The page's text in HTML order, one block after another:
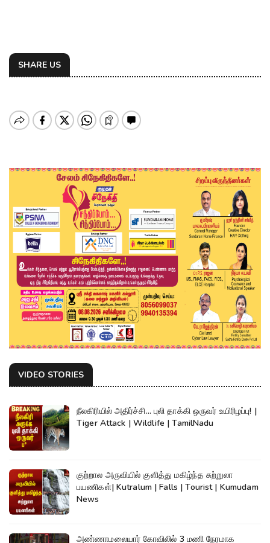
SHARE US
VIDEO STORIES
நீலகிரியில் அதிர்ச்சி... புலி தாக்கி ஒருவர் உயிரிழப்பு! |
Tiger Attack | Wildlife | TamilNadu
குற்றால அருவியில் குளித்து மகிழ்ந்த சுற்றுலா
பயணிகள்| Kutralum | Falls | Tourist | Kumudam
News
அண்ணாமலையார் கோவிலில் 3 மணி நேரமாக